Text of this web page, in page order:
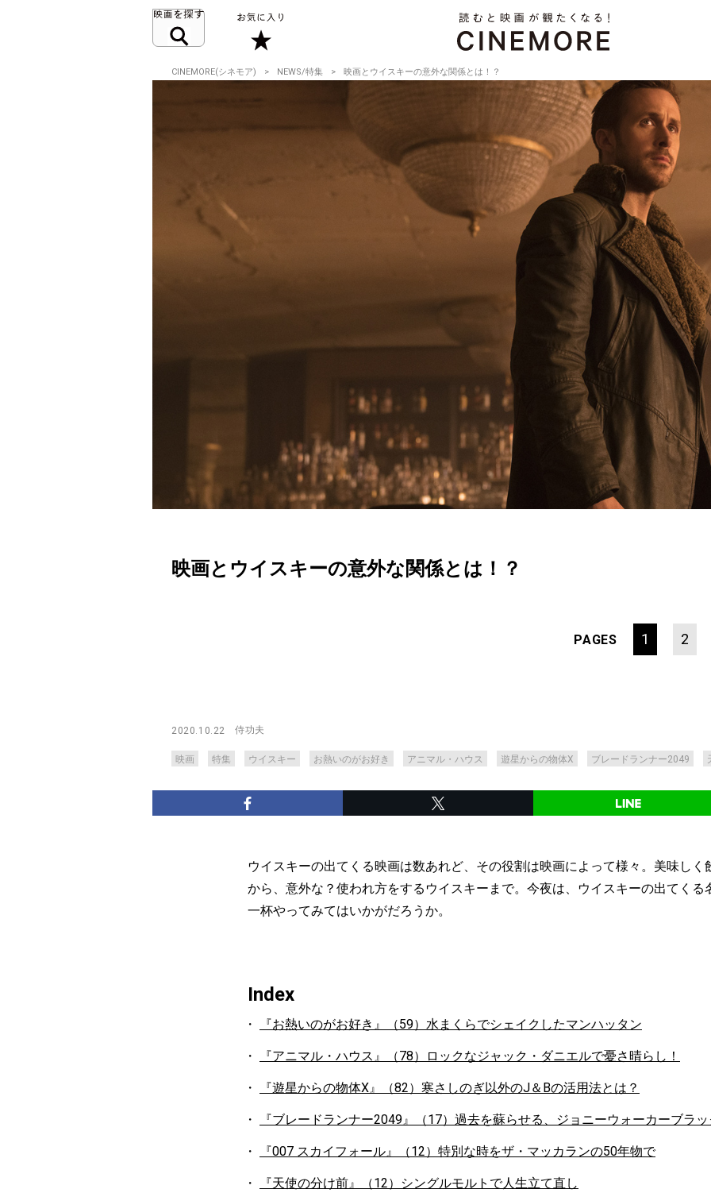
CINEMORE(シネモア) NEWS/特集 映画とウイスキーの意外な関係とは！？
映画とウイスキーの意外な関係とは！？
PAGES 1 2
2020.10.22 侍功夫
映画 特集 ウイスキー お熱いのがお好き アニマル・ハウス 遊星からの物体X ブレードランナー2049
ウイスキーの出てくる映画は数あれど、その役割は映画によって様々。美味しく
から、意外な？使われ方をするウイスキーまで。今夜は、ウイスキーの出てくる
一杯やってみてはいかがだろうか。
Index
『お熱いのがお好き』（59）水まくらでシェイクしたマンハッタン
『アニマル・ハウス』（78）ロックなジャック・ダニエルで憂さ晴らし！
『遊星からの物体X』（82）寒さしのぎ以外のJ＆Bの活用法とは？
『ブレードランナー2049』（17）過去を蘇らせる、ジョニーウォーカーブラ
『007 スカイフォール』（12）特別な時をザ・マッカランの50年物で
『天使の分け前』（12）シングルモルトで人生立て直し